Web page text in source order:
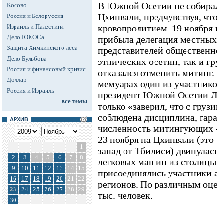
Косово
Россия и Белоруссия
Израиль и Палестина
Дело ЮКОСа
Защита Химкинского леса
Дело Бульбова
Россия и финансовый кризис
Доллар
Россия и Израиль
все темы
АРХИВ
1
2
3 4 5 6 7
8
9
10 11 12 13 14
15
16
17 18 19 20 21
22
23
24 25 26 27 28 29
30
В Южной Осетии не
Цхинвали, предчувствуя,
кровопролитием. 19
прибыла делегация
представителей
этнических осетин, так и
отказался отменить
мемуарах один из
президент Южной Осетии
только «заверил, что с
соблюдена дисциплина,
численность митингующих
23 ноября на Цхинвали (это
запад от Тбилиси)
легковых машин из
присоединялись участники
регионов. По различным
тыс. человек.